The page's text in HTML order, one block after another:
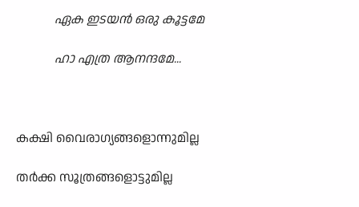
ഏക ഇടയൻ ഒരു കൂട്ടമേ
ഹാ എത്ര ആനന്ദമേ...
കക്ഷി വൈരാഗ്യങ്ങളൊന്നുമില്ല
തർക്ക സൂത്രങ്ങളൊട്ടുമില്ല